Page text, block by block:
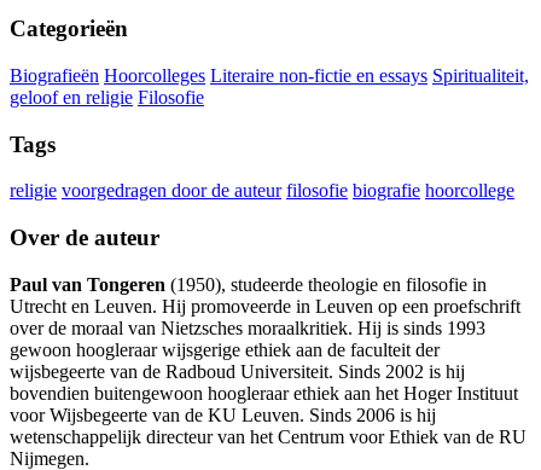
Categorieën
Biografieën Hoorcolleges Literaire non-fictie en essays Spiritualiteit,
geloof en religie Filosofie
Tags
religie voorgedragen door de auteur filosofie biografie hoorcollege
Over de auteur
Paul van Tongeren (1950), studeerde theologie en filosofie in
Utrecht en Leuven. Hij promoveerde in Leuven op een proefschrift
over de moraal van Nietzsches moraalkritiek. Hij is sinds 1993
gewoon hoogleraar wijsgerige ethiek aan de faculteit der
wijsbegeerte van de Radboud Universiteit. Sinds 2002 is hij
bovendien buitengewoon hoogleraar ethiek aan het Hoger Instituut
voor Wijsbegeerte van de KU Leuven. Sinds 2006 is hij
wetenschappelijk directeur van het Centrum voor Ethiek van de RU
Nijmegen.